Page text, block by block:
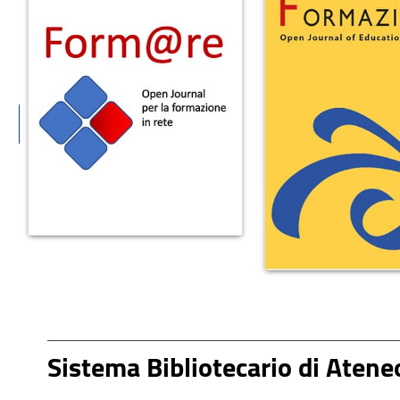
Sistema Bibliotecario di